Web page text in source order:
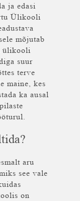
ja edasi
Ülikooli
mõjutab
ülikooli
suur
terve
maine, kes
ka ausal
aru
see vale
on